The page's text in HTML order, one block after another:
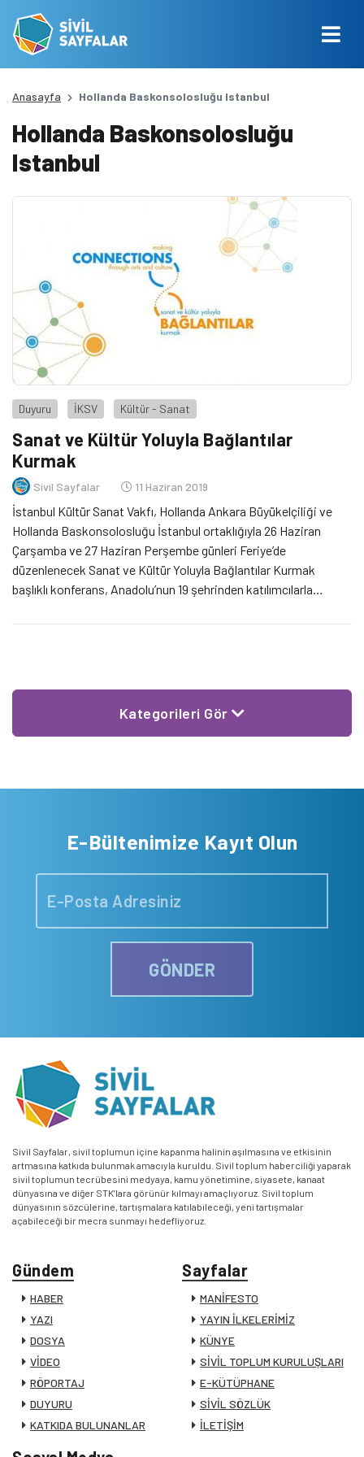
Anasayfa Hollanda Baskonsolosluğu Istanbul
Hollanda Baskonsolosluğu
Istanbul
Duyuru İKSV Kültür - Sanat
Sanat ve Kültür Yoluyla Bağlantılar
Kurmak
Sivil Sayfalar 11 Haziran 2019
İstanbul Kültür Sanat Vakfı, Hollanda Ankara Büyükelçiliği ve
Hollanda Baskonsolosluğu İstanbul ortaklığıyla 26 Haziran
Çarşamba ve 27 Haziran Perşembe günleri Feriye’de
düzenlenecek Sanat ve Kültür Yoluyla Bağlantılar Kurmak
başlıklı konferans, Anadolu’nun 19 şehrinden katılımcılarla
panellerde bir araya getiriyor.
Kategorileri Gör
E-Bültenimize Kayıt Olun
GÖNDER
Sivil Sayfalar, sivil toplumun içine kapanma halinin aşılmasına ve etkisinin
artmasına katkıda bulunmak amacıyla kuruldu. Sivil toplum haberciliği yaparak
sivil toplumun tecrübesini medyaya, kamu yönetimine, siyasete, kanaat
dünyasına ve diğer STK’lara görünür kılmayı amaçlıyoruz. Sivil toplum
dünyasının sözcülerine, tartışmalara katılabileceği, yeni tartışmalar
açabileceği bir mecra sunmayı hedefliyoruz.
Gündem
HABER
YAZI
DOSYA
VİDEO
RÖPORTAJ
DUYURU
KATKIDA BULUNANLAR
Sayfalar
MANİFESTO
YAYIN İLKELERİMİZ
KÜNYE
SİVİL TOPLUM KURULUŞLARI
E-KÜTÜPHANE
SİVİL SÖZLÜK
İLETİŞİM